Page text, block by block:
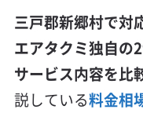
三戸郡新郷村で対
エアタクミ独自の
サービス内容を比
説している料金相